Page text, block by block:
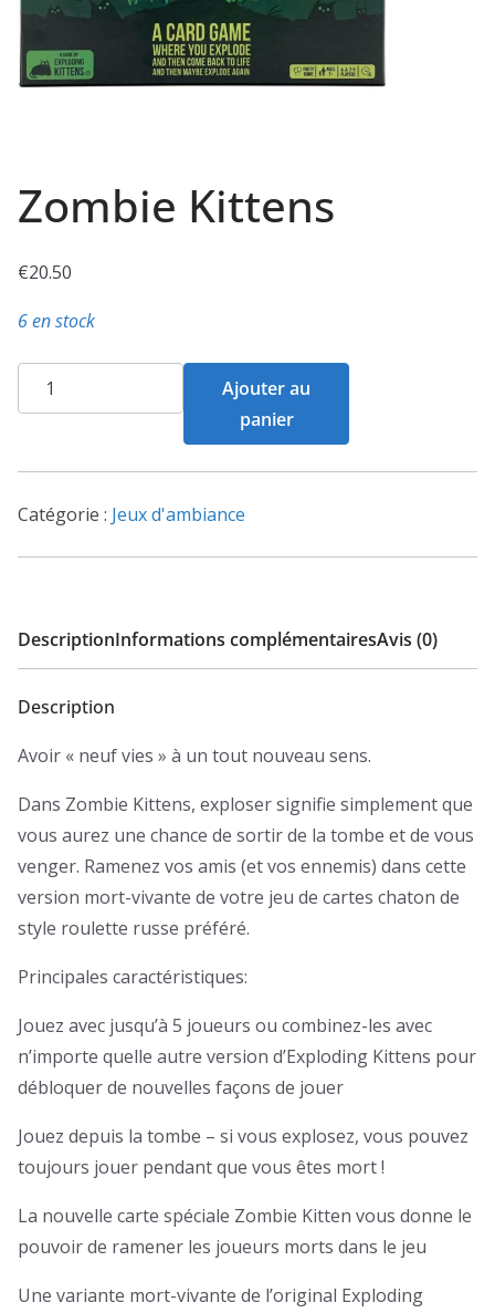
Zombie Kittens
€20.50
6 en stock
quantité
de
Kittens
Ajouter au
panier
Catégorie : Jeux d'ambiance
DescriptionInformations complémentairesAvis (0)
Description
Avoir « neuf vies » à un tout nouveau sens.
Dans Zombie Kittens, exploser signifie simplement que
vous aurez une chance de sortir de la tombe et de vous
venger. Ramenez vos amis (et vos ennemis) dans cette
version mort-vivante de votre jeu de cartes chaton de
style roulette russe préféré.
Principales caractéristiques:
Jouez avec jusqu’à 5 joueurs ou combinez-les avec
n’importe quelle autre version d’Exploding Kittens pour
débloquer de nouvelles façons de jouer
Jouez depuis la tombe – si vous explosez, vous pouvez
toujours jouer pendant que vous êtes mort !
La nouvelle carte spéciale Zombie Kitten vous donne le
pouvoir de ramener les joueurs morts dans le jeu
Une variante mort-vivante de l’original Exploding